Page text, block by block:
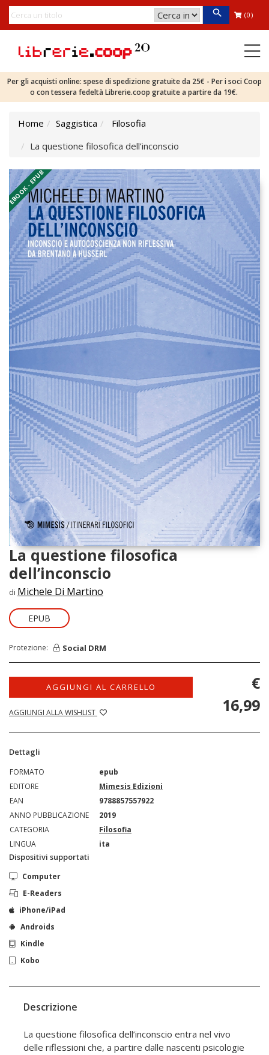
(0)
Per gli acquisti online: spese di spedizione gratuite da 25€ - Per i soci Coop
o con tessera fedeltà Librerie.coop gratuite a partire da 19€.
Home Saggistica
Filosofia
La questione filosofica dell’inconscio
EBOOK - EPUB
La questione filosofica
dell’inconscio
di Michele Di Martino
EPUB
Protezione: Social DRM
AGGIUNGI AL CARRELLO
AGGIUNGI ALLA WISHLIST
€
16,99
Dettagli
FORMATO
epub
EDITORE
Mimesis Edizioni
EAN
9788857557922
ANNO PUBBLICAZIONE
2019
CATEGORIA
Filosofia
LINGUA
ita
Dispositivi supportati
Computer
E-Readers
iPhone/iPad
Androids
Kindle
Kobo
Descrizione
La questione filosofica dell’inconscio entra nel vivo
delle riflessioni che, a partire dalle nascenti psicologie